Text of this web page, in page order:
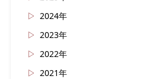
2024年
2023年
2022年
2021年